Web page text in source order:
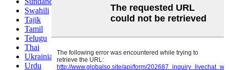
Swahili
Tajik
Tamil
Telugu
Thai
Ukrainian
Urdu